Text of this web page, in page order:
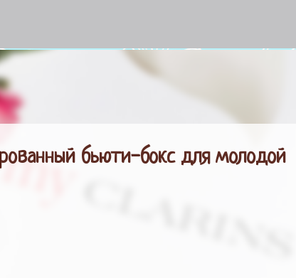
бьюти-бокс для молодой